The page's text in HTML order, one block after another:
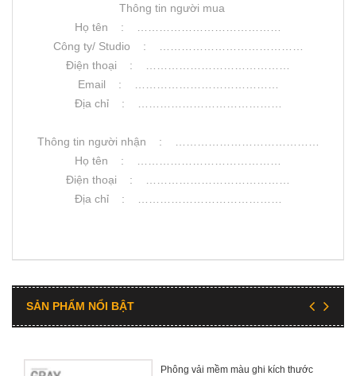
Thông tin người mua
Họ tên : …………………………………
Công ty/ Studio : …………………………………
Điện thoại : …………………………………
Email : …………………………………
Địa chỉ : …………………………………
Thông tin người nhận : …………………………………
Họ tên : …………………………………
Điện thoại : …………………………………
Địa chỉ : …………………………………
SẢN PHẨM NỔI BẬT
Phông vải mềm màu ghi kích thước